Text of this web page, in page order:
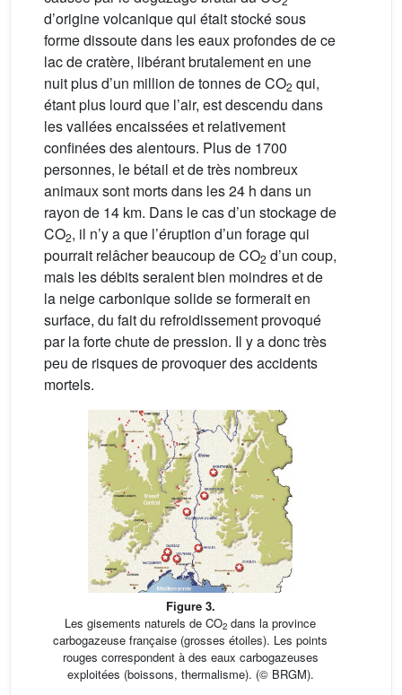
d’origine volcanique qui était stocké sous
forme dissoute dans les eaux profondes de ce
lac de cratère, libérant brutalement en une
nuit plus d’un million de tonnes de CO2 qui,
étant plus lourd que l’air, est descendu dans
les vallées encaissées et relativement
confinées des alentours. Plus de 1700
personnes, le bétail et de très nombreux
animaux sont morts dans les 24 h dans un
rayon de 14 km. Dans le cas d’un stockage de
CO2, il n’y a que l’éruption d’un forage qui
pourrait relâcher beaucoup de CO2 d’un coup,
mais les débits seraient bien moindres et de
la neige carbonique solide se formerait en
surface, du fait du refroidissement provoqué
par la forte chute de pression. Il y a donc très
peu de risques de provoquer des accidents
mortels.
Figure 3.
Les gisements naturels de CO2 dans la province
carbogazeuse française (grosses étoiles). Les points
rouges correspondent à des eaux carbogazeuses
exploitées (boissons, thermalisme). (© BRGM).